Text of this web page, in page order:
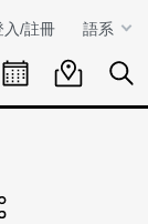
入/註冊 語系
活動日曆活動地圖展